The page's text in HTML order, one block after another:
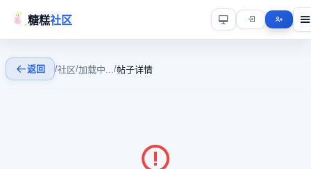
糖糕社区
返回 /社区/加载中.../帖子详情